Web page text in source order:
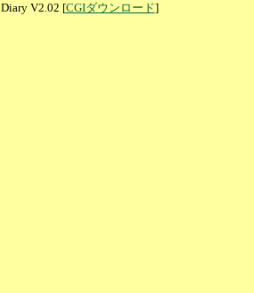
Diary V2.02 [CGIダウンロード]